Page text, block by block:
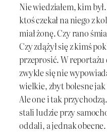
Nie wiedziałem, kim
ktoś czekał na niego z
miał żonę. Czy rano
Czy zdążył się z kimś
przeprosić. W
zwykle się nie
wielkie, zbyt bolesne
Ale one i tak
stali ludzie przy
oddali, a jednak obecne.